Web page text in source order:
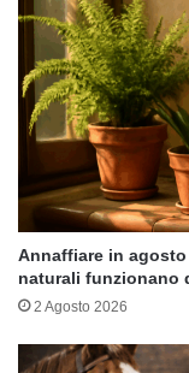
Annaffiare in
naturali funzionano
2 Agosto 2026